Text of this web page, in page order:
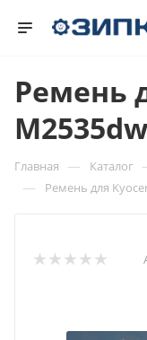
Ремень
Главная — Каталог
— Ремень для